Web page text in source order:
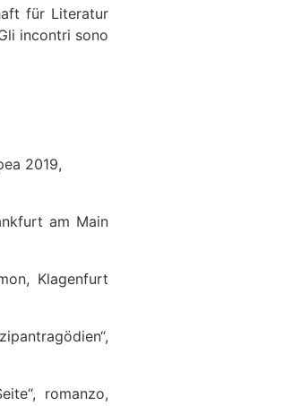
für Literatur
incontri sono
2019,
am Main
Klagenfurt
romanzo,